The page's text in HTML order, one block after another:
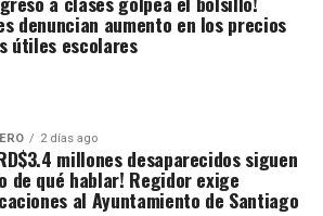
denuncian aumento en los precios
útiles escolares
2 días ago
millones desaparecidos siguen
de qué hablar! Regidor exige
al Ayuntamiento de Santiago